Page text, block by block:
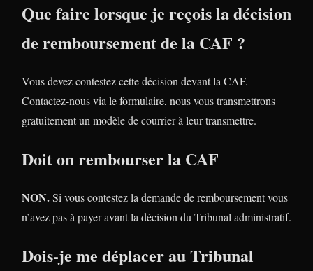
Que faire lorsque je reçois la décision
de remboursement de la CAF ?
Vous devez contestez cette décision devant la CAF.
Contactez-nous via le formulaire, nous vous transmettrons
gratuitement un modèle de courrier à leur transmettre.
Doit on rembourser la CAF
NON.Si vous contestez la demande de remboursement vous
n’avez pas à payer avant la décision du Tribunal administratif.
Dois-je me déplacer au Tribunal